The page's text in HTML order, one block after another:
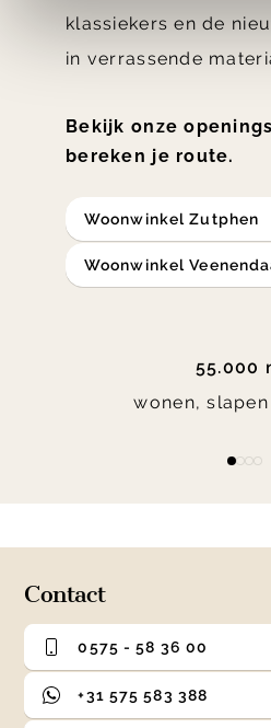
klassiekers en de
in verrassende
Bekijk onze
bereken je route.
Woonwinkel Zutphen
Woonwinkel
55.000
wonen,
Contact
0575 - 58 36 00
+31 575 583 388